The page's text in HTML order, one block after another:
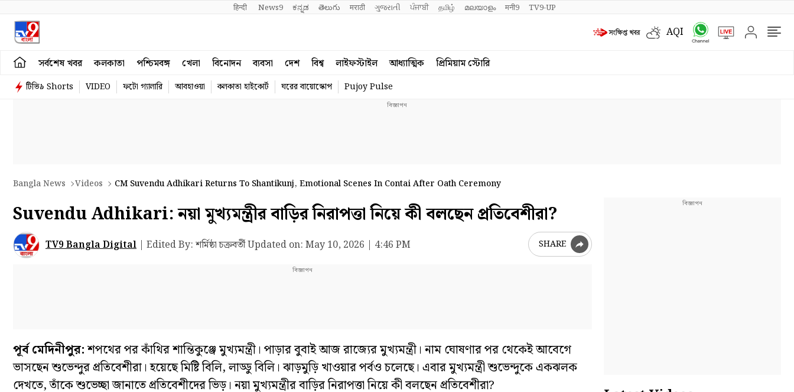
हिन्दी News9 ಕನ್ನಡ తెలుగు मराठी ગુજરાતી ਪੰਜਾਬੀ தமிழ் മലയാളം मनी9 TV9-UP
AQI
সর্বশেষ খবর কলকাতা পশ্চিমবঙ্গ খেলা বিনোদন ব্যবসা দেশ বিশ্ব লাইফস্টাইল আধ্যাত্মিক প্রিমিয়াম স্টোরি
টিভি৯ Shorts VIDEO ফটো গ্যালারি আবহাওয়া কলকাতা হাইকোর্ট ঘরের বায়োস্কোপ Pujoy Pulse
Bangla News Videos CM Suvendu Adhikari Returns To Shantikunj, Emotional Scenes In Contai After Oath Ceremony
Suvendu Adhikari: নয়া মুখ্যমন্ত্রীর বাড়ির নিরাপত্তা নিয়ে কী বলছেন প্রতিবেশীরা?
TV9 Bangla Digital | Edited By: শর্মিষ্ঠা চক্রবর্তীUpdated on: May 10, 2026 | 4:46 PM SHARE
পূর্ব মেদিনীপুর:শপথের পর কাঁথির শান্তিকুঞ্জে মুখ্যমন্ত্রী। পাড়ার বুবাই আজ রাজ্যের মুখ্যমন্ত্রী। নাম ঘোষণার পর থেকেই আবেগে
ভাসছেন শুভেন্দুর প্রতিবেশীরা। হয়েছে মিষ্টি বিলি, লাড্ডু বিলি। ঝাড়মুড়ি খাওয়ার পর্বও চলেছে। এবার মুখ্যমন্ত্রী শুভেন্দুকে একঝলক
দেখতে, তাঁকে শুভেচ্ছা জানাতে প্রতিবেশীদের ভিড়।নয়া মুখ্যমন্ত্রীর বাড়ির নিরাপত্তা নিয়ে কী বলছেন প্রতিবেশীরা?